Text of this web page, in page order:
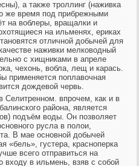
а также троллинг (наживка
же время под прибрежными
на воблеры, вращалки и
на ильменях, ериках
отличной добычей для
наживки мелководный
с хищниками в апреле
чехонь, вобла, лещ и карась.
применяется поплавочная
дождевой червь.
Селитренном. впрочем, как и в
района, является
подъём воды. Он позволяет
русла в полои,
В мае основной добычей
«бель», густера, красноперка
всего отправиться на
входу в ильмень, взяв с собой